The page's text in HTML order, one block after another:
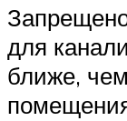
для
ближе,